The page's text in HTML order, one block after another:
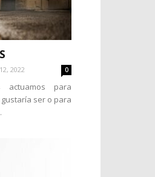
2022 0
actuamos para
ser o para